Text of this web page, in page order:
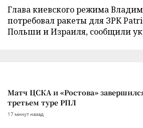
Глава киевского режима
потребовал ракеты для ЗРК
Польши и Израиля, сообщили
Матч ЦСКА и «Ростова»
третьем туре РПЛ
17 минут назад